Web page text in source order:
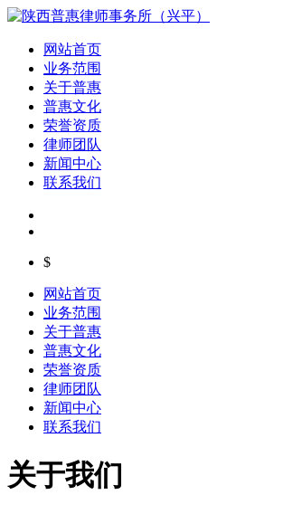
网站首页
业务范围
关于普惠
普惠文化
荣誉资质
律师团队
新闻中心
联系我们
$
网站首页
业务范围
关于普惠
普惠文化
荣誉资质
律师团队
新闻中心
联系我们
关于我们